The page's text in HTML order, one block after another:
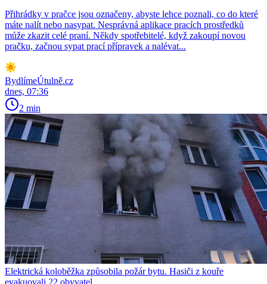
Přihrádky v pračce jsou označeny, abyste lehce poznali, co do které
máte nalít nebo nasypat. Nesprávná aplikace pracích prostředků
může zkazit celé praní. Někdy spotřebitelé, když zakoupí novou
pračku, začnou sypat prací přípravek a nalévat...
BydlímeÚtulně.cz
dnes, 07:36
2 min
Elektrická koloběžka způsobila požár bytu. Hasiči z kouře